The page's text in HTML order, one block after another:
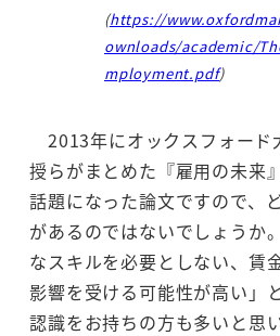
(https://
ownloads/academic/
mployment.pdf)
2013年にオックスフォード
授らがまとめた『雇用の未来
話題になった論文ですので、
があるのではないでしょうか
なスキルを必要としない、賃
影響を受ける可能性が高い」
認識をお持ちの方も多いと思